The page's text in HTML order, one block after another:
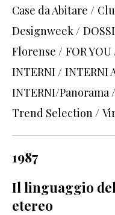
Case da Abitare /
Designweek /
Florense / FOR YOU
INTERNI / INTERNI
INTERNI/Panorama /
Trend Selection /
1987
Il linguaggio
etereo